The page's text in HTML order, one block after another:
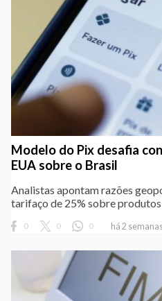
Modelo do Pix desafia
EUA sobre o Brasil
Analistas apontam razões
tarifaço de 25% sobre
0 0 0 há 2